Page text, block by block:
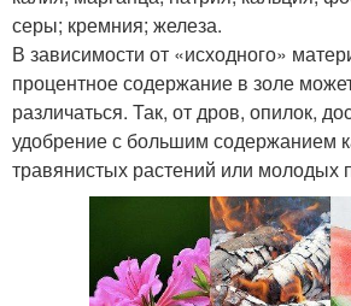
серы; кремния; железа.
В зависимости от «исходного»
процентное содержание в золе
различаться. Так, от дров, опилок,
удобрение с большим содержанием
травянистых растений или молодых